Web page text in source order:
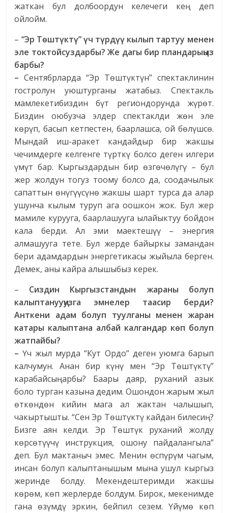
жаткан бул долбоордун келечеги кең деп
ойлойм.
– “Эр Төштүктү” үч түрдүү кылып тартуу менен
эле токтойсуздарбы? Же дагы бир пландарыңыз
барбы?
–Сентябрларда “Эр Төштүктүн” спектаклинин
гостролун уюштурганы жатабыз. Спектакль
мамлекетибиздин бүт региондорунда жүрөт.
Биздин оюбузча элдер спектаклди жөн эле
көрүп, басып кетпестен, баарлашса, ой бөлүшсө.
Мындай иш-аракет кандайдыр бир жакшы
чечимдерге келгенге түрткү болсо деген илгери
үмүт бар. Кыргыздардын бир өзгөчөлүгү – бул
жер жолдун тогуз тоому болсо да, соодачылык
сапаттын өнүгүүсүнө жакшы шарт турса да алар
ушунча кылым туруп ага оошкон жок. Бул жер
мамиле курууга, баарлашууга ылайыктуу бойдон
кала берди. Ал эми маектешүү – энергия
алмашууга тете. Бул жерде байыркы замандан
бери адамдардын энергетикасы жыйыла берген.
Демек, аны кайра алышыбыз керек.
– Сиздин Кыргызстандын жараны болуп
калыптанууңузга эмнелер таасир берди?
Анткени адам болуп туулганы менен жаран
катары калыптана албай калгандар көп болуп
жатпайбы?
–Үч жыл мурда “Кут Ордо” деген уюмга барып
калчумун. Анан бир күнү мен “Эр Төштүктү”
карабайсыңарбы? Баары даяр, руханий азык
боло турган казына дедим. Ошондон жарым жыл
өткөндөн кийин мага ал жактан чалышып,
чакыртышты. “Сен Эр Төштүктү кайдан билесиң?
Бизге аян келди. Эр Төштүк руханий жолду
көрсөтүүчү инструкция, ошону пайдалангыла”
деп. Бул мактаныч эмес. Менин өспүрүм чагым,
инсан болуп калыптанышым мына ушул кыргыз
жеринде болду. Мекендештеримди жакшы
көрөм, көп жерлерде болдум. Бирок, мекенимде
гана өзүмдү эркин, бейпил сезем. Үйүмө көп